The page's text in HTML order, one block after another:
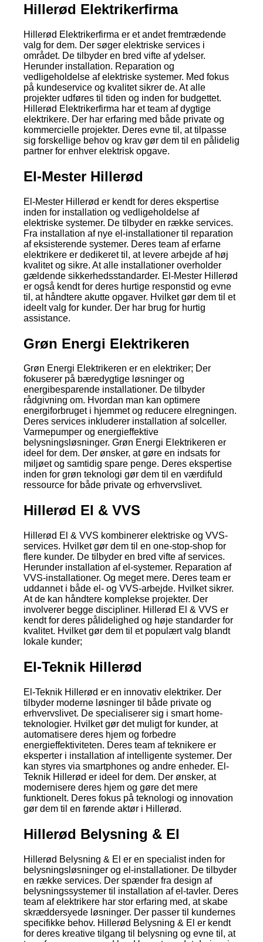
Hillerød Elektrikerfirma
Hillerød Elektrikerfirma er et andet fremtrædende
valg for dem. Der søger elektriske services i
området. De tilbyder en bred vifte af ydelser.
Herunder installation. Reparation og
vedligeholdelse af elektriske systemer. Med fokus
på kundeservice og kvalitet sikrer de. At alle
projekter udføres til tiden og inden for budgettet.
Hillerød Elektrikerfirma har et team af dygtige
elektrikere. Der har erfaring med både private og
kommercielle projekter. Deres evne til, at tilpasse
sig forskellige behov og krav gør dem til en pålidelig
partner for enhver elektrisk opgave.
El-Mester Hillerød
El-Mester Hillerød er kendt for deres ekspertise
inden for installation og vedligeholdelse af
elektriske systemer. De tilbyder en række services.
Fra installation af nye el-installationer til reparation
af eksisterende systemer. Deres team af erfarne
elektrikere er dedikeret til, at levere arbejde af høj
kvalitet og sikre. At alle installationer overholder
gældende sikkerhedsstandarder. El-Mester Hillerød
er også kendt for deres hurtige responstid og evne
til, at håndtere akutte opgaver. Hvilket gør dem til et
ideelt valg for kunder. Der har brug for hurtig
assistance.
Grøn Energi Elektrikeren
Grøn Energi Elektrikeren er en elektriker; Der
fokuserer på bæredygtige løsninger og
energibesparende installationer. De tilbyder
rådgivning om. Hvordan man kan optimere
energiforbruget i hjemmet og reducere elregningen.
Deres services inkluderer installation af solceller.
Varmepumper og energieffektive
belysningsløsninger. Grøn Energi Elektrikeren er
ideel for dem. Der ønsker, at gøre en indsats for
miljøet og samtidig spare penge. Deres ekspertise
inden for grøn teknologi gør dem til en værdifuld
ressource for både private og erhvervslivet.
Hillerød El & VVS
Hillerød El & VVS kombinerer elektriske og VVS-
services. Hvilket gør dem til en one-stop-shop for
flere kunder. De tilbyder en bred vifte af services.
Herunder installation af el-systemer. Reparation af
VVS-installationer. Og meget mere. Deres team er
uddannet i både el- og VVS-arbejde. Hvilket sikrer.
At de kan håndtere komplekse projekter. Der
involverer begge discipliner. Hillerød El & VVS er
kendt for deres pålidelighed og høje standarder for
kvalitet. Hvilket gør dem til et populært valg blandt
lokale kunder;
El-Teknik Hillerød
El-Teknik Hillerød er en innovativ elektriker. Der
tilbyder moderne løsninger til både private og
erhvervslivet. De specialiserer sig i smart home-
teknologier. Hvilket gør det muligt for kunder, at
automatisere deres hjem og forbedre
energieffektiviteten. Deres team af teknikere er
eksperter i installation af intelligente systemer. Der
kan styres via smartphones og andre enheder. El-
Teknik Hillerød er ideel for dem. Der ønsker, at
modernisere deres hjem og gøre det mere
funktionelt. Deres fokus på teknologi og innovation
gør dem til en førende aktør i Hillerød.
Hillerød Belysning & El
Hillerød Belysning & El er en specialist inden for
belysningsløsninger og el-installationer. De tilbyder
en række services. Der spænder fra design af
belysningssystemer til installation af el-tavler. Deres
team af elektrikere har stor erfaring med, at skabe
skræddersyede løsninger. Der passer til kundernes
specifikke behov. Hillerød Belysning & El er kendt
for deres kreative tilgang til belysning og evne til, at